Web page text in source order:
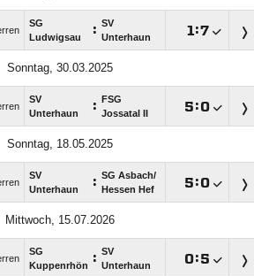
SG
Ludwigsau
: SV
Unterhaun
:
Sonntag, 30.03.2025
SV
Unterhaun
:
FSG
Jossatal II
:
Sonntag, 18.05.2025
SV
Unterhaun
: SG Asbach/​
Hessen Hef
:
Mittwoch, 15.07.2026
SG
Kuppenrhön : SV
Unterhaun
: